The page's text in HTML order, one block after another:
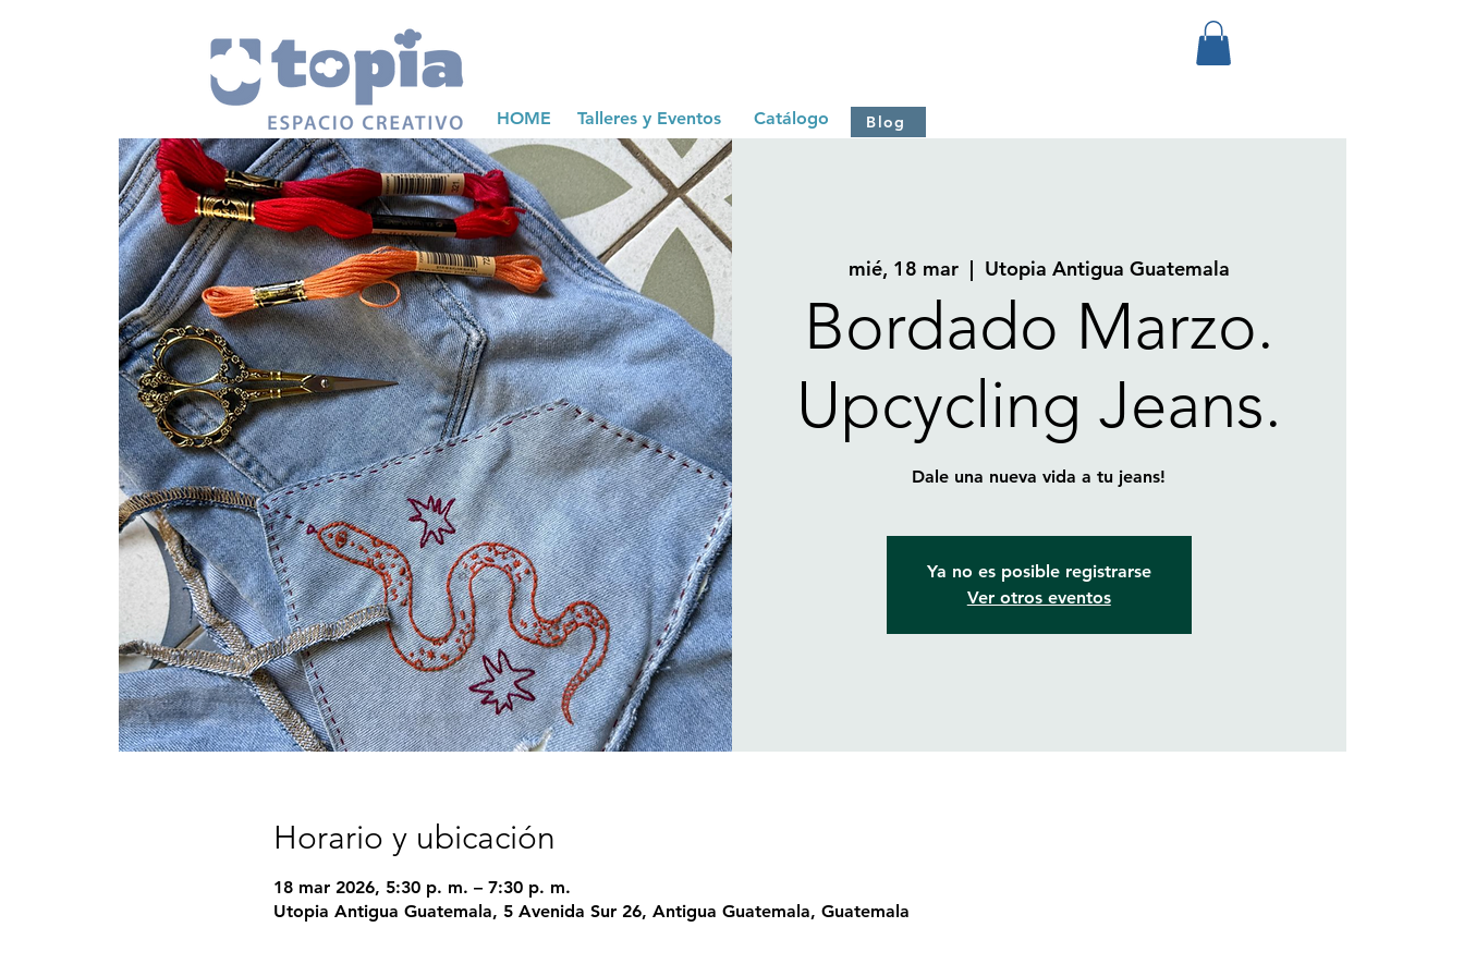
HOME Talleres y Eventos Catálogo Blog
mié, 18 mar
  |
Utopia Antigua Guatemala
Bordado Marzo.
Upcycling Jeans.
Dale una nueva vida a tu jeans!
Ya no es posible registrarse
Ver otros eventos
Horario y ubicación
18 mar 2026, 5:30 p. m. – 7:30 p. m.
Utopia Antigua Guatemala, 5 Avenida Sur 26, Antigua Guatemala, Guatemala